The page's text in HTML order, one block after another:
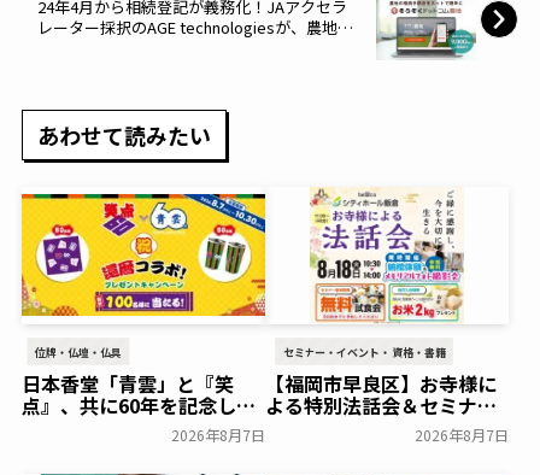
24年4月から相続登記が義務化！JAアクセラ
レーター採択のAGE technologiesが、農地の
あわせて読みたい
位牌・仏壇・仏具
日本香堂「青雲」と『笑
点』、共に60年を記念した
初コラボ！オリジナルグッ
ズのプレゼントキャンペー
2026年8月7日
セミナー・イベント・資格・書籍
【福岡市早良区】お寺様に
よる特別法話会＆セミナー
特典「無料試食会」を8月
18日(月)にシティホール飯
2026年8月7日